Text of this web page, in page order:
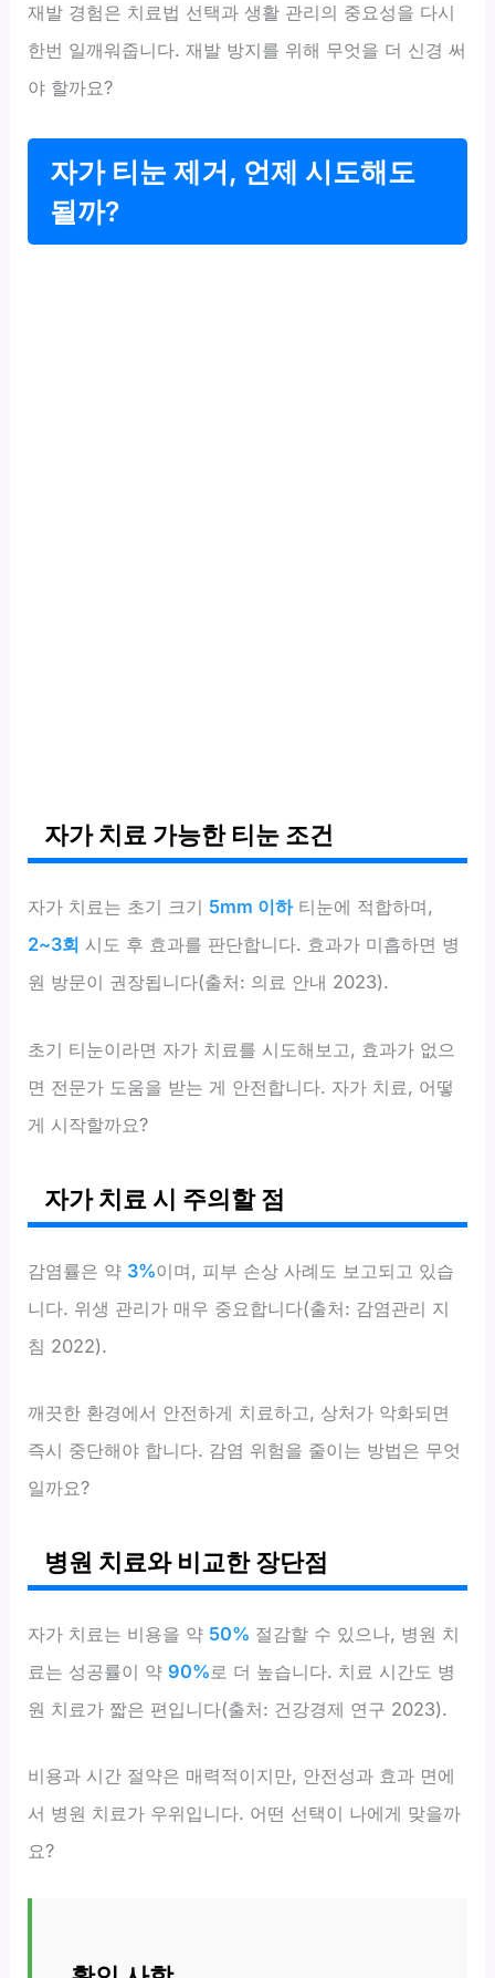
재발 경험은 치료법 선택과 생활 관리의 중요성을 다시
한번 일깨워줍니다. 재발 방지를 위해 무엇을 더 신경 써
야 할까요?
자가 티눈 제거, 언제 시도해도
될까?
자가 치료 가능한 티눈 조건
자가 치료는 초기 크기 5mm 이하티눈에 적합하며,
2~3회 시도 후 효과를 판단합니다. 효과가 미흡하면 병
원 방문이 권장됩니다(출처: 의료 안내 2023).
초기 티눈이라면 자가 치료를 시도해보고, 효과가 없으
면 전문가 도움을 받는 게 안전합니다. 자가 치료, 어떻
게 시작할까요?
자가 치료 시 주의할 점
감염률은 약 3%이며, 피부 손상 사례도 보고되고 있습
니다. 위생 관리가 매우 중요합니다(출처: 감염관리 지
침 2022).
깨끗한 환경에서 안전하게 치료하고, 상처가 악화되면
즉시 중단해야 합니다. 감염 위험을 줄이는 방법은 무엇
일까요?
병원 치료와 비교한 장단점
자가 치료는 비용을 약 50% 절감할 수 있으나, 병원 치
료는 성공률이 약90% 로 더 높습니다. 치료 시간도 병
원 치료가 짧은 편입니다(출처: 건강경제 연구 2023).
비용과 시간 절약은 매력적이지만, 안전성과 효과 면에
서 병원 치료가 우위입니다. 어떤 선택이 나에게 맞을까
요?